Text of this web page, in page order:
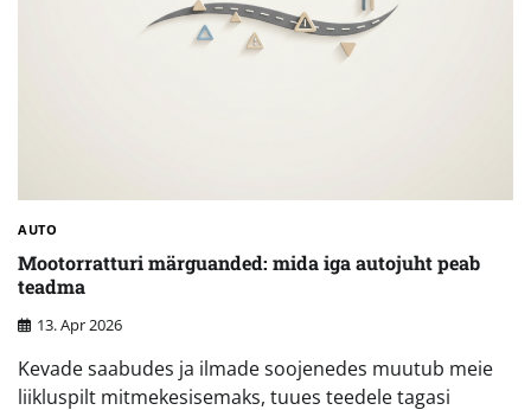
AUTO
Mootorratturi märguanded: mida iga autojuht peab
teadma
13. Apr 2026
Kevade saabudes ja ilmade soojenedes muutub meie
liikluspilt mitmekesisemaks, tuues teedele tagasi